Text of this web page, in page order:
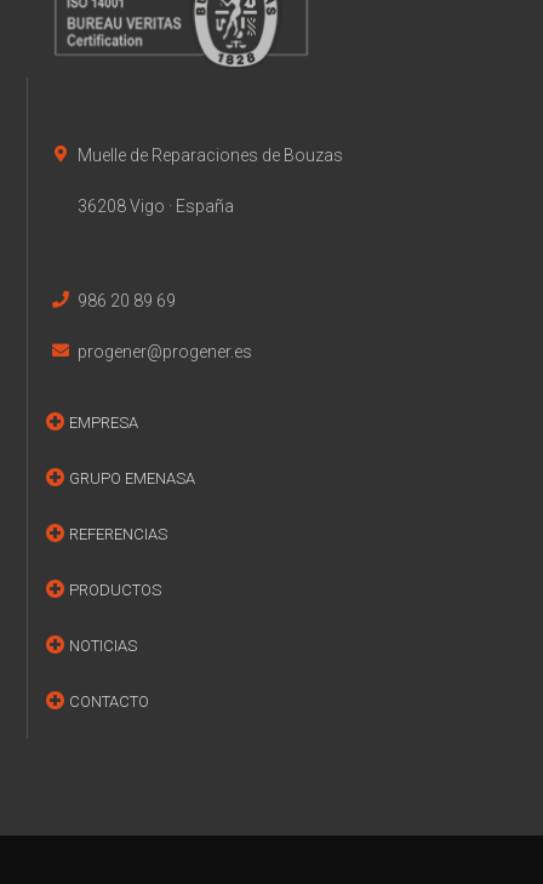
Muelle de Reparaciones de Bouzas
36208 Vigo · España
986 20 89 69
progener@progener.es
EMPRESA
GRUPO EMENASA
REFERENCIAS
PRODUCTOS
NOTICIAS
CONTACTO